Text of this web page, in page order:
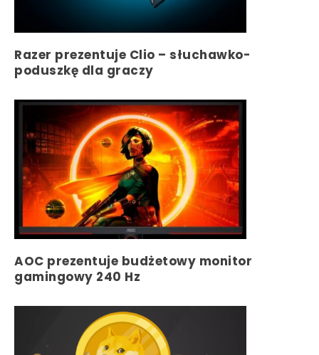
Razer prezentuje Clio – słuchawko-
poduszkę dla graczy
AOC prezentuje budżetowy monitor
gamingowy 240 Hz